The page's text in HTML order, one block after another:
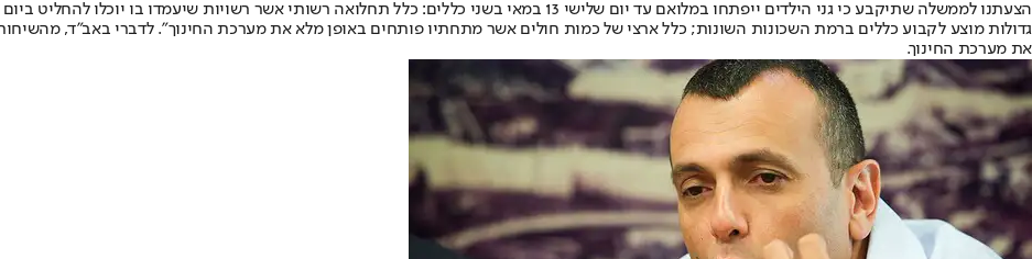
גדולות מוצע לקבוע כללים ברמת השכונות השונות; כלל ארצי של כמות חולים אשר מתחתיו פותחים באופן מלא את מערכת החינוך". לדברי באב"ד, מהשיחות
את מערכת החינוך.